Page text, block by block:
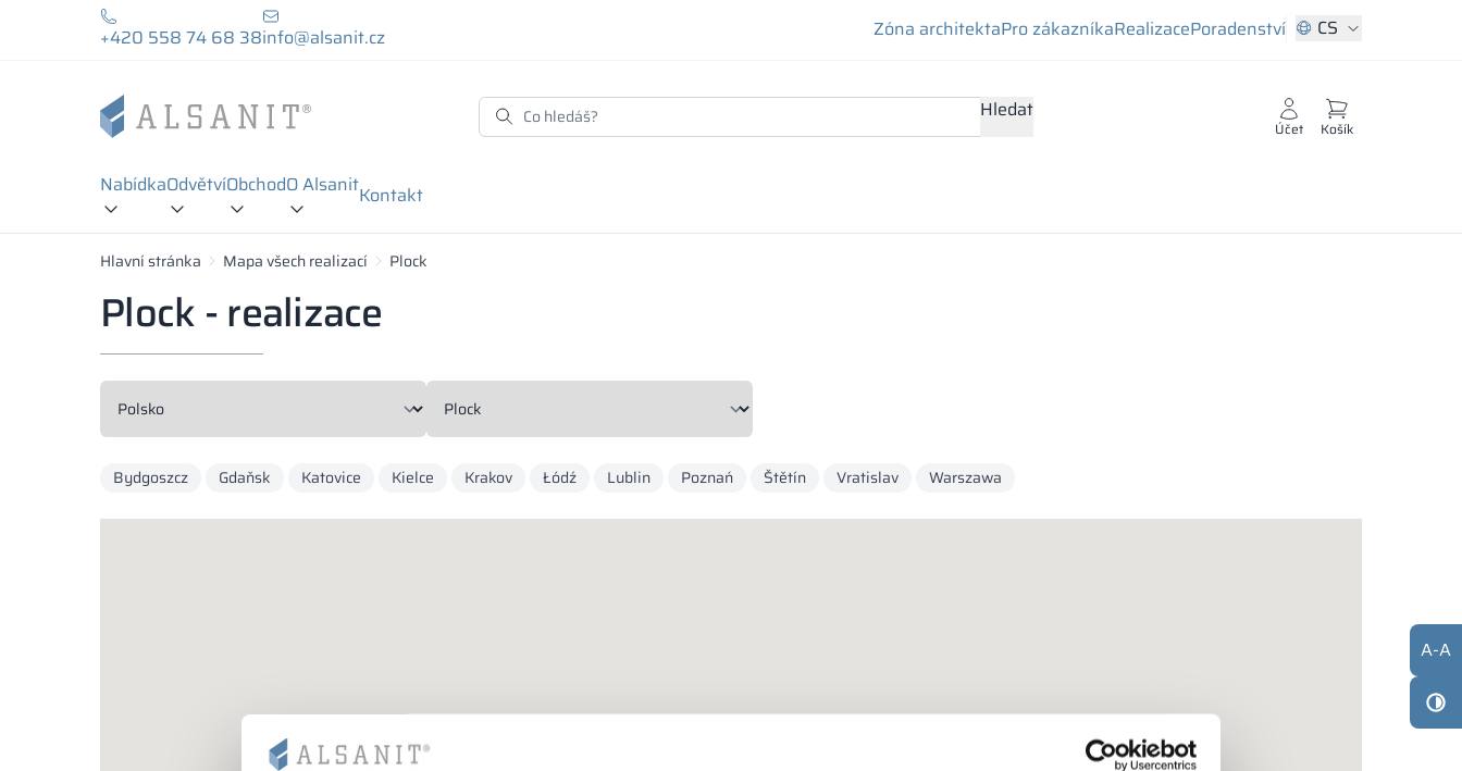
+420 558 74 68 38info@alsanit.cz Zóna architektaPro zákazníkaRealizacePoradenství CS
Hledat
Účet Košík
NabídkaOdvětvíObchodO AlsanitKontakt
Hlavní stránka Mapa všech realizací Plock
Plock - realizace
Bydgoszcz Gdaňsk Katovice Kielce Krakov Łódź Lublin Poznań Štětín Vratislav Warszawa
A-A